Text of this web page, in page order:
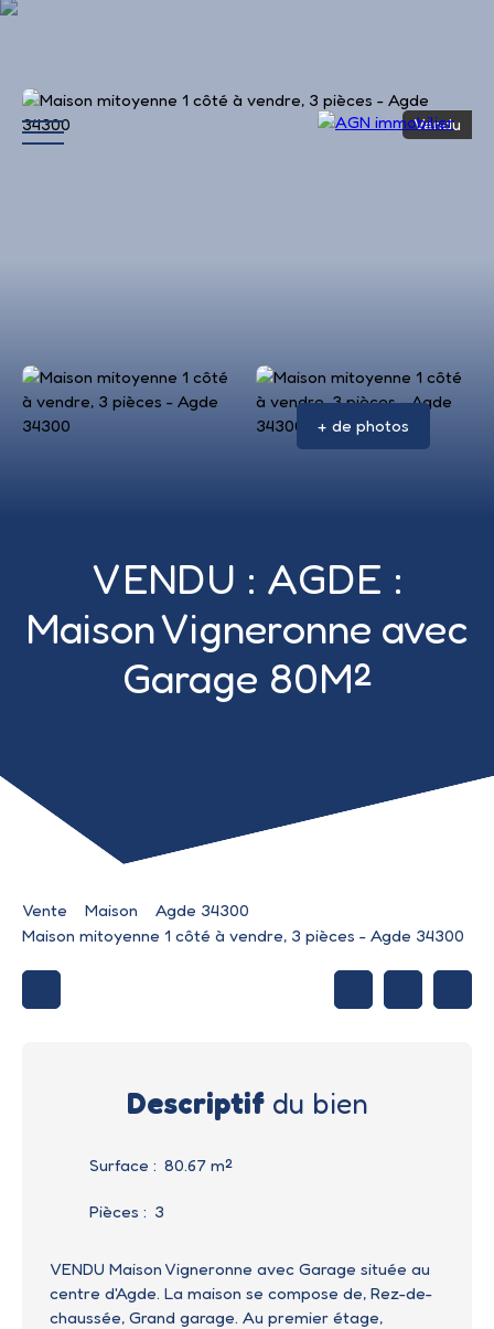
Accueil Acheter Louer Vendre Avis
Vendu
+ de photos
VENDU : AGDE :
Maison Vigneronne avec
Garage 80M²
Vente Maison
Agde 34300
Maison mitoyenne 1 côté à vendre, 3 pièces - Agde 34300
Descriptifdu bien
Surface : 80.67 m²
Pièces : 3
VENDU Maison Vigneronne avec Garage située au
centre d'Agde. La maison se compose de, Rez-de-
chaussée, Grand garage. Au premier étage,